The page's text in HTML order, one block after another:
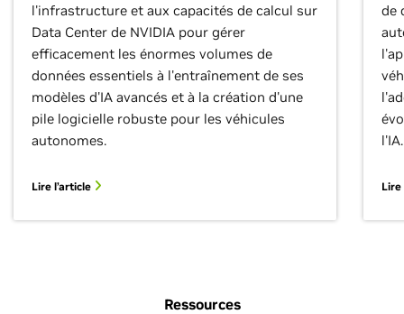
l'infrastructure et aux capacités de calcul sur
Data Center de NVIDIA pour gérer
efficacement les énormes volumes de
données essentiels à l'entraînement de ses
modèles d'IA avancés et à la création d'une
pile logicielle robuste pour les véhicules
autonomes.
Lire l’article
de
l'IA.
Lire
Ressources